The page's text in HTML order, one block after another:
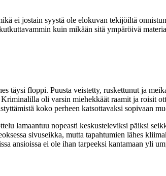
ei jostain syystä ole elokuvan tekijöiltä
kuin mikään sitä ympäröivä
täysi floppi. Puusta veistetty, ruskettunut ja
oli varsin miehekkäät raamit ja roisit
koko perheen katsottavaksi sopivaan
lamaantuu nopeasti keskusteleviksi päiksi
sivuseikka, mutta tapahtumien lähes
ansioissa ei ole ihan tarpeeksi kantamaan yli